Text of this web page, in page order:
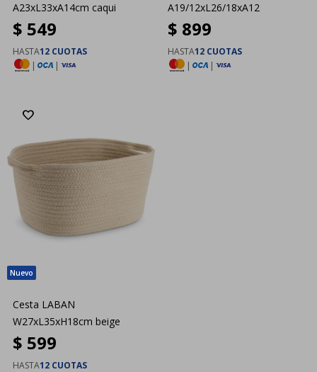
A23xL33xA14cm caqui
$ 549
HASTA12 CUOTAS
|
|
A19/12xL26/18xA12
$ 899
HASTA12 CUOTAS
|
|
Cesta LABAN
W27xL35xH18cm beige
$ 599
HASTA12 CUOTAS